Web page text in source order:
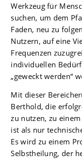
Werkzeug für
suchen, um dem
Faden, neu zu
Nutzern, auf eine
Frequenzen
individuellen
„geweckt werden“
Mit dieser
Berthold, die
zu nutzen, zu
ist als nur
Es wird zu einem
Selbstheilung, der